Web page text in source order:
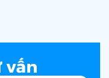
vấn